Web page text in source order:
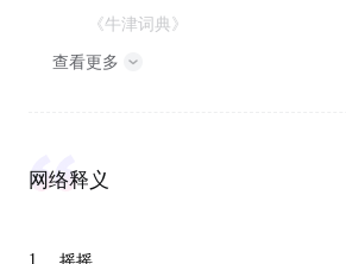
《牛津词典》
查看更多
网络释义
1